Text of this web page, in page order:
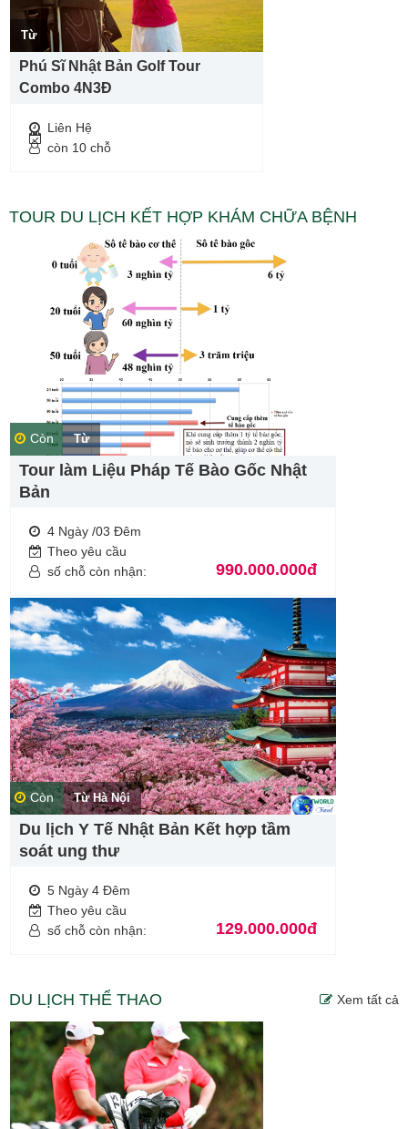
Từ
Phú Sĩ Nhật Bản Golf Tour
Combo 4N3Đ
Liên Hệ
còn 10 chỗ
TOUR DU LỊCH KẾT HỢP KHÁM CHỮA BỆNH
Còn Từ
Tour làm Liệu Pháp Tế Bào Gốc Nhật
Bản
4 Ngày /03 Đêm
Theo yêu cầu
số chỗ còn nhận:
990.000.000đ
Còn Từ Hà Nội
Du lịch Y Tế Nhật Bản Kết hợp tầm
soát ung thư
5 Ngày 4 Đêm
Theo yêu cầu
số chỗ còn nhận:
129.000.000đ
DU LỊCH THỂ THAO Xem tất cả